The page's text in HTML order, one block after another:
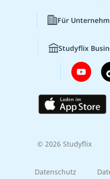
Für
Studyflix
© 2026 Studyflix
Datenschutz